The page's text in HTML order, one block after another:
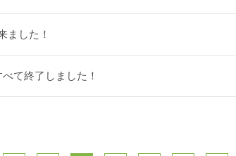
ました！
て終了しました！